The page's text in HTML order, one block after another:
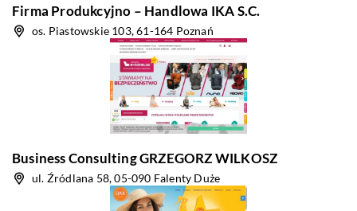
Firma Produkcyjno – Handlowa IKA S.C.
os. Piastowskie 103, 61-164 Poznań
Business Consulting GRZEGORZ WILKOSZ
ul. Źródlana 58, 05-090 Falenty Duże